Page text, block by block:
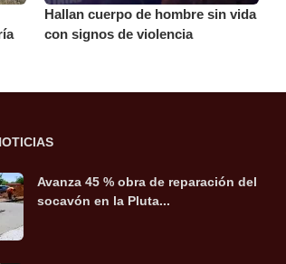
Hallan cuerpo de hombre sin vida
con signos de violencia
Avanza 45 % obra de reparación del
socavón en la Pluta...